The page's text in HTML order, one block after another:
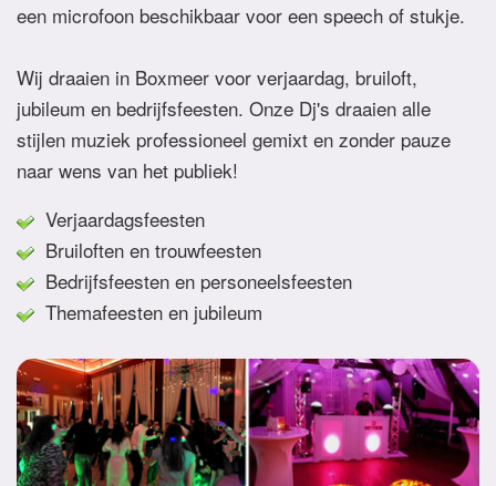
een microfoon beschikbaar voor een speech of stukje.
Wij draaien in Boxmeer voor verjaardag, bruiloft,
jubileum en bedrijfsfeesten. Onze Dj's draaien alle
stijlen muziek professioneel gemixt en zonder pauze
naar wens van het publiek!
Verjaardagsfeesten
Bruiloften en trouwfeesten
Bedrijfsfeesten en personeelsfeesten
Themafeesten en jubileum